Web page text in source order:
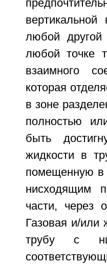
любой
любой точке
взаимного
которая
в зоне
полностью
быть
жидкости в
помещенную в
нисходящим
части, через
Газовая и/или
трубу с